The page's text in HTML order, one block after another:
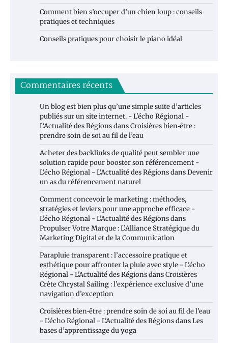
Comment bien s’occuper d’un chien loup : conseils
pratiques et techniques
Conseils pratiques pour choisir le piano idéal
Commentaires récents
Un blog est bien plus qu’une simple suite d’articles
publiés sur un site internet. - L'écho Régional -
L'Actualité des RégionsdansCroisières bien‑être :
prendre soin de soi au fil de l’eau
Acheter des backlinks de qualité peut sembler une
solution rapide pour booster son référencement -
L'écho Régional - L'Actualité des RégionsdansDevenir
un as du référencement naturel
Comment concevoir le marketing : méthodes,
stratégies et leviers pour une approche efficace -
L'écho Régional - L'Actualité des Régionsdans
Propulser Votre Marque : L’Alliance Stratégique du
Marketing Digital et de la Communication
Parapluie transparent : l’accessoire pratique et
esthétique pour affronter la pluie avec style - L'écho
Régional - L'Actualité des RégionsdansCroisières
Crète Chrystal Sailing : l’expérience exclusive d’une
navigation d’exception
Croisières bien‑être : prendre soin de soi au fil de l’eau
- L'écho Régional - L'Actualité des RégionsdansLes
bases d’apprentissage du yoga